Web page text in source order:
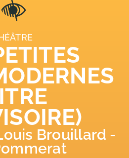
Brouillard -